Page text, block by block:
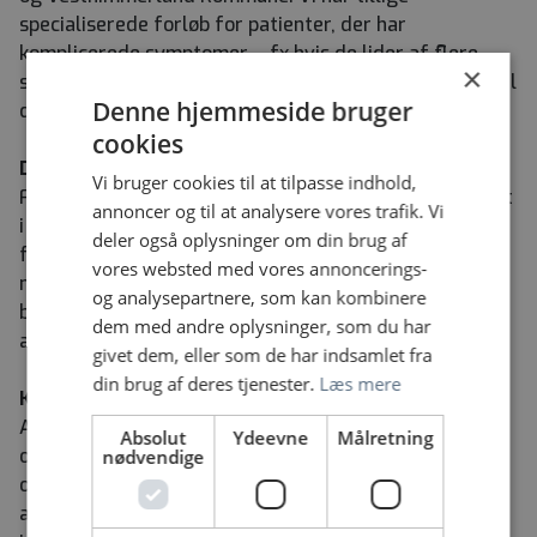
specialiserede forløb for patienter, der har
komplicerede symptomer – fx hvis de lider af flere
sygdomme. Patienter fra hele regionen kan henvises til
disse tilbud.
Det faglige miljø
Faglig kvalitet og kompetenceudvikling prioriteres højt
i enheden. Patientforløbene er tilrettelagt efter
forløbspakker, og der arbejdes med evidensbaserede
metoder i behandlingen såvel i det individuelle
behandlingstilbud som i gruppebehandling. Der
arbejdes tværfagligt i specialiserede teams.
Klinikken generelt
Arbejdet i klinikken bygger på psykiatriens
overordnede værdier: Indflydelse, Tillid, Ordentlighed
og Professionalisme (ITOP),og vi tilstræber hele tiden
at styrke fagligheden og det tværfaglige samarbejde
×
Denne hjemmeside bruger
cookies
Vi bruger cookies til at tilpasse indhold,
annoncer og til at analysere vores trafik. Vi
deler også oplysninger om din brug af
vores websted med vores annoncerings-
og analysepartnere, som kan kombinere
dem med andre oplysninger, som du har
givet dem, eller som de har indsamlet fra
din brug af deres tjenester. Læs mere
Absolut
nødvendige
Ydeevne Målretning